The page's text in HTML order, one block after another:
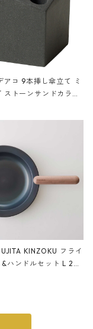
アコ 9本挿し傘立て ミ
ストーンサンドカラー
Umbrella Stand CUB
サンドブラック
KINZOKU フライ
ハンドルセット L 24c
対応 鉄フライパン